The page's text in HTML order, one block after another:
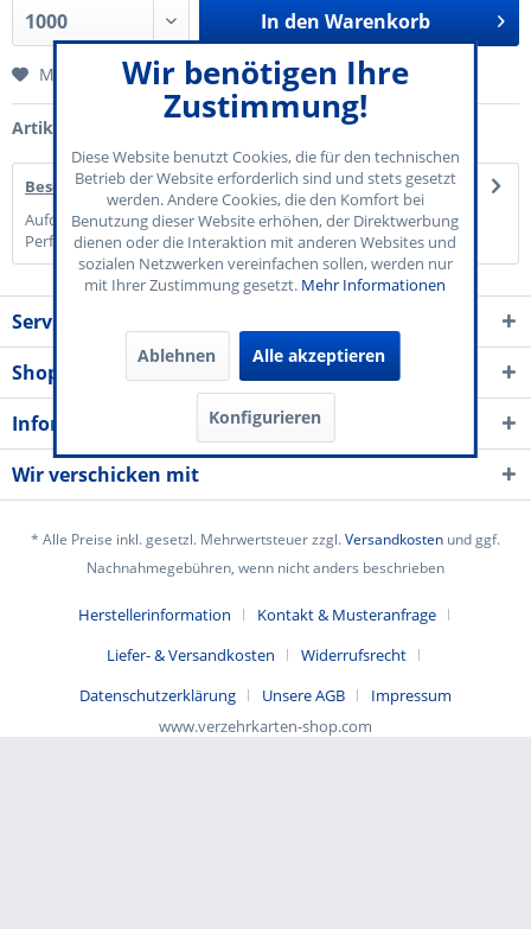
In den Warenkorb
Merken
Artikel-Nr.:
Beschreibung
Aufdruck "Wertmarke" Papier: 120 g/qm Gelb Abreißblock mit
Perforation Block à 50...mehr
Service Kontakt
Shop Service
Informationen
Wir verschicken mit
* Alle Preise inkl. gesetzl. Mehrwertsteuer zzgl.Versandkosten und ggf.
Nachnahmegebühren, wenn nicht anders beschrieben
Herstellerinformation
Kontakt & Musteranfrage
Liefer- & Versandkosten
Widerrufsrecht
Datenschutzerklärung
Unsere AGB
Impressum
www.verzehrkarten-shop.com
Wir benötigen Ihre
Zustimmung!
Diese Website benutzt Cookies, die für den technischen
Betrieb der Website erforderlich sind und stets gesetzt
werden. Andere Cookies, die den Komfort bei
Benutzung dieser Website erhöhen, der Direktwerbung
dienen oder die Interaktion mit anderen Websites und
sozialen Netzwerken vereinfachen sollen, werden nur
mit Ihrer Zustimmung gesetzt. Mehr Informationen
Ablehnen Alle akzeptieren
Konfigurieren